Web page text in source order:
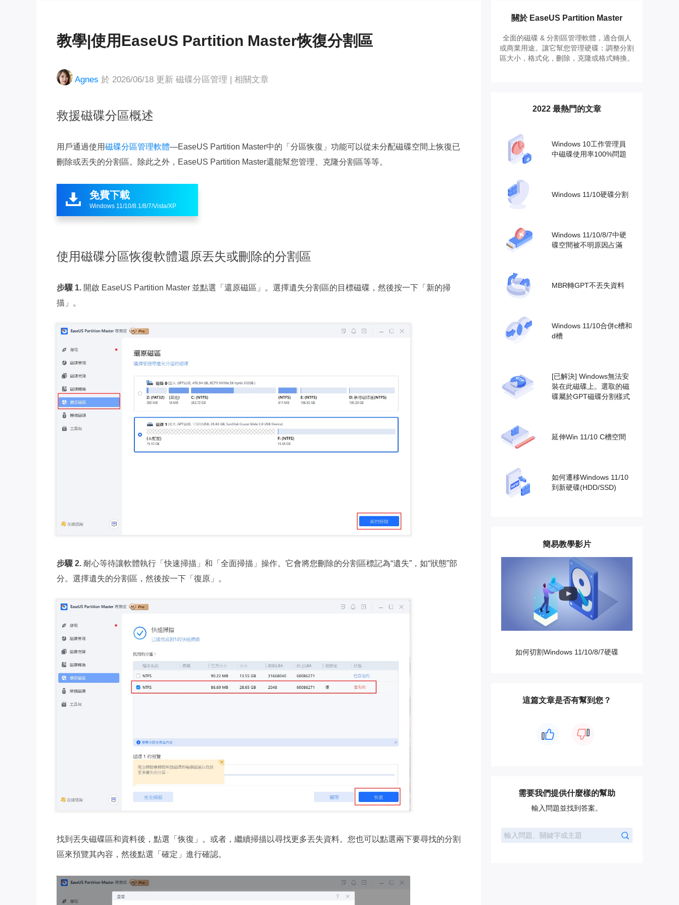
EDB 資料還原 & 修復
下載線上影片/音樂
EaseUS VoiceWave
即時變聲
線上刪除人聲
MakeMyAudio
邀請好友，賺取獎勵
教學|使用EaseUS Partition Master恢復分割區
Agnes 於 2026/06/18 更新 磁碟分區管理 | 相關文章
救援磁碟分區概述
用戶通過使用磁碟分區管理軟體—EaseUS Partition Master中的「分區恢復」功能可以從未分配磁碟空間上恢復已
刪除或丟失的分割區。除此之外，EaseUS Partition Master還能幫您管理、克隆分割區等等。
 免費下載
Windows 11/10/8.1/8/7/Vista/XP
使用磁碟分區恢復軟體還原丟失或刪除的分割區
步驟 1. 開啟 EaseUS Partition Master 並點選「還原磁區」。選擇遺失分割區的目標磁碟，然後按一下「新的掃
描」。
步驟 2. 耐心等待讓軟體執行「快速掃描」和「全面掃描」操作。它會將您刪除的分割區標記為“遺失”，如“狀態”部
分。選擇遺失的分割區，然後按一下「復原」。
找到丟失磁碟區和資料後，點選「恢復」。或者，繼續掃描以尋找更多丟失資料。您也可以點選兩下要尋找的分割
區來預覽其內容，然後點選「確定」進行確認。
關於 EaseUS Partition Master
全面的磁碟 & 分割區管理軟體，適合個人
或商業用途。讓它幫您管理硬碟：調整分割
區大小，格式化，刪除，克隆或格式轉換。
2022 最熱門的文章
Windows 10工作管理員
中磁碟使用率100%問題
Windows 11/10硬碟分割
Windows 11/10/8/7中硬
碟空間被不明原因占滿
MBR轉GPT不丟失資料
Windows 11/10合併c槽和
d槽
[已解決] Windows無法安
裝在此磁碟上。選取的磁
碟屬於GPT磁碟分割樣式
延伸Win 11/10 C槽空間
如何遷移Windows 11/10
到新硬碟(HDD/SSD)
簡易教學影片
如何切割Windows 11/10/8/7硬碟
這篇文章是否有幫到您？
需要我們提供什麼樣的幫助
輸入問題並找到答案。